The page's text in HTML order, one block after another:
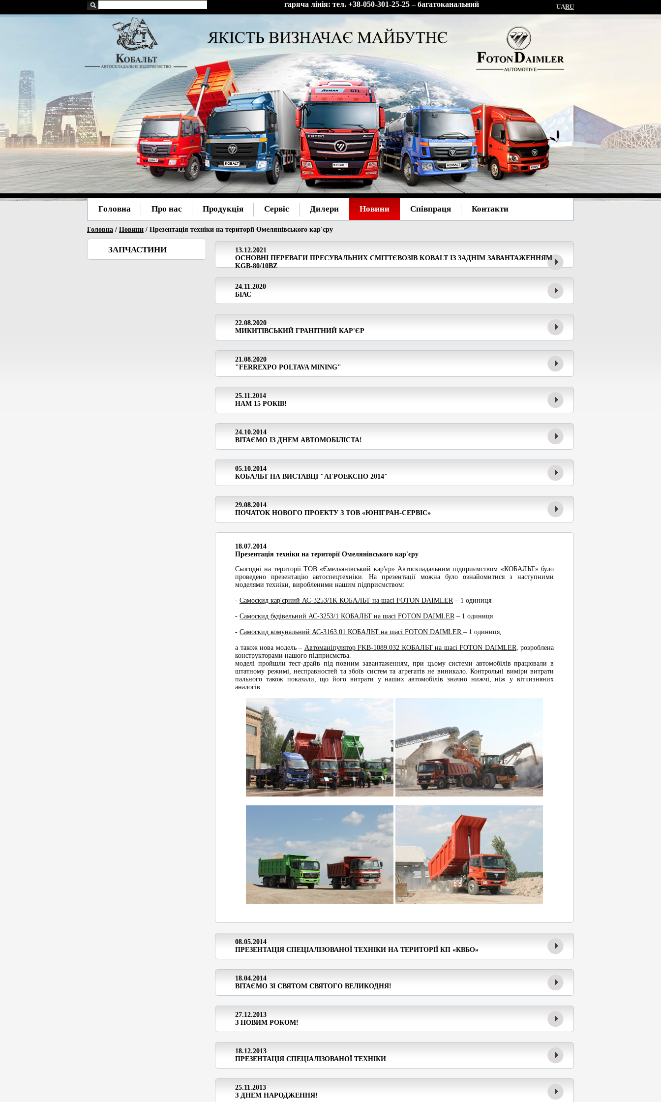
гаряча лінія: тел. +38-050-301-25-25 – багатоканальний UARU
Головна Про нас Продукція Сервіс Дилери Новини Співпраця Контакти
Головна / Новини / Презентація техніки на території Омелянівського кар'єру
ЗАПЧАСТИНИ
13.12.2021
ОСНОВНІ ПЕРЕВАГИ ПРЕСУВАЛЬНИХ СМІТТЄВОЗІВ KOBALT ІЗ ЗАДНІМ ЗАВАНТАЖЕННЯМ
KGB-80/10BZ
24.11.2020
БІАС
22.08.2020
МИКИТІВСЬКИЙ ГРАНІТНИЙ КАР'ЄР
21.08.2020
"FERREXPO POLTAVA MINING"
25.11.2014
НАМ 15 РОКІВ!
24.10.2014
ВІТАЄМО ІЗ ДНЕМ АВТОМОБІЛІСТА!
05.10.2014
КОБАЛЬТ НА ВИСТАВЦІ "АГРОЕКСПО 2014"
29.08.2014
ПОЧАТОК НОВОГО ПРОЕКТУ З ТОВ «ЮНІГРАН-СЕРВІС»
18.07.2014
Презентація техніки на території Омелянівського кар'єру
Сьогодні на території ТОВ «Ємельянівський кар'єр» Автоскладальним підприємством «КОБАЛЬТ» було
проведено презентацію автоспецтехніки. На презентації можна було ознайомитися з наступними
моделями техніки, виробленими нашим підприємством:
- Самоскид кар'єрний АС-3253/1K КОБАЛЬТ на шасі FOTON DAIMLER– 1 одиниця
- Самоскид будівельний АС-3253/1 КОБАЛЬТ на шасі FOTON DAIMLER– 1 одиниця
- Самоскид комунальний АС-3163.01 КОБАЛЬТ на шасі FOTON DAIMLER – 1 одиниця,
а також нова модель – Автоманіпулятор FKB-1089.032 КОБАЛЬТ на шасі FOTON DAIMLER, розроблена
конструкторами нашого підприємства.
моделі пройшли тест-драйв під повним завантаженням, при цьому системи автомобілів працювали в
штатному режимі, несправностей та збоїв систем та агрегатів не виникало. Контрольні виміри витрати
пального також показали, що його витрати у наших автомобілів значно нижчі, ніж у вітчизняних
аналогів.
08.05.2014
ПРЕЗЕНТАЦІЯ СПЕЦІАЛІЗОВАНОЇ ТЕХНІКИ НА ТЕРИТОРІЇ КП «КВБО»
18.04.2014
ВІТАЄМО ЗІ СВЯТОМ СВЯТОГО ВЕЛИКОДНЯ!
27.12.2013
З НОВИМ РОКОМ!
18.12.2013
ПРЕЗЕНТАЦІЯ СПЕЦІАЛІЗОВАНОЇ ТЕХНІКИ
25.11.2013
З ДНЕМ НАРОДЖЕННЯ!